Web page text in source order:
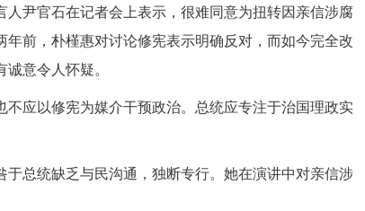
尹官石在记者会上表示，很难同意为扭转因亲信涉腐
前，朴槿惠对讨论修宪表示明确反对，而如今完全改
意令人怀疑。
应以修宪为媒介干预政治。总统应专注于治国理政实
总统缺乏与民沟通，独断专行。她在演讲中对亲信涉